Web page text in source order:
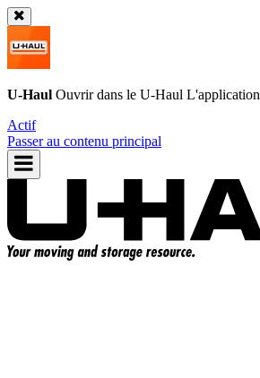
U-Haul Ouvrir dans le U-Haul L'application
Actif
Passer au contenu principal